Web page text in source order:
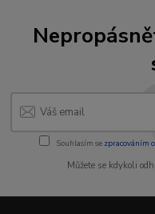
Souhlasím se zpracováním
Můžete se kdykoli